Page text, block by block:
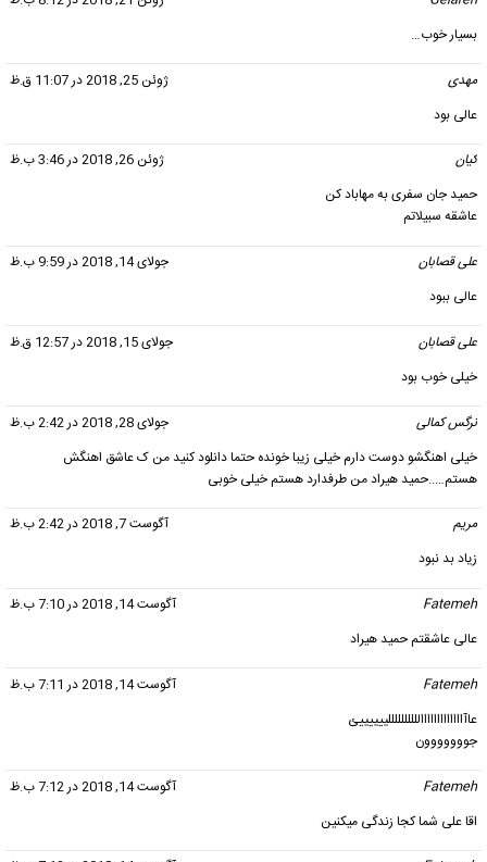
بسیار خوب…
مهدی
ژوئن 25, 2018 در 11:07 ق.ظ
عالی بود
کیان
ژوئن 26, 2018 در 3:46 ب.ظ
حمید جان سفری به مهاباد کن
عاشقه سبیلاتم
علی قصابان
جولای 14, 2018 در 9:59 ب.ظ
عالی ببود
علی قصابان
جولای 15, 2018 در 12:57 ق.ظ
خیلی خوب بود
نرگس کمالی
جولای 28, 2018 در 2:42 ب.ظ
خیلی اهنگشو دوست دارم خیلی زیبا خونده حتما دانلود کنید من ک عاشق اهنگش
هستم…..حمید هیراد من طرفدارد هستم خیلی خوبی
مریم
آگوست 7, 2018 در 2:42 ب.ظ
زیاد بد نبود
Fatemeh
آگوست 14, 2018 در 7:10 ب.ظ
عالی عاشقتم حمید هیراد
Fatemeh
آگوست 14, 2018 در 7:11 ب.ظ
عاآاااااااااااااللللللللللییییییئ
جووووووون
Fatemeh
آگوست 14, 2018 در 7:12 ب.ظ
اقا علی شما کجا زندگی میکنین